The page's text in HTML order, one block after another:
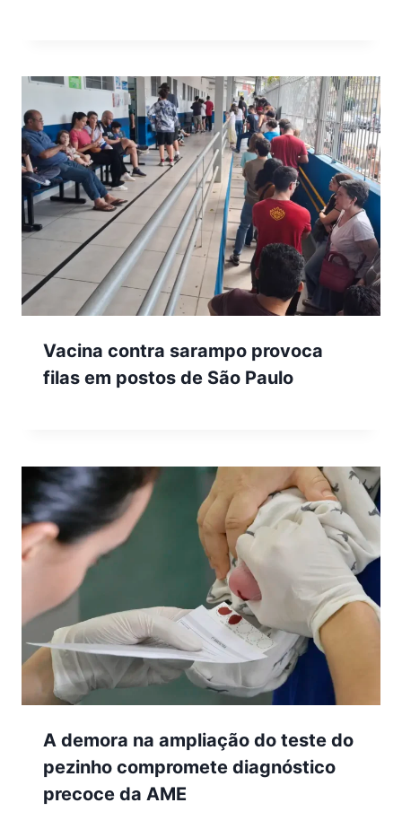
Vacina contra sarampo provoca
filas em postos de São Paulo
A demora na ampliação do teste do
pezinho compromete diagnóstico
precoce da AME